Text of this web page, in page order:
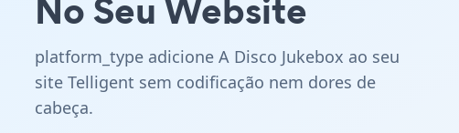
No Seu Website
platform_type adicione A Disco Jukebox ao seu
site Telligent sem codificação nem dores de
cabeça.